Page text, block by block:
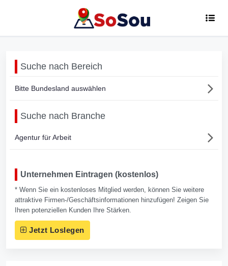
Suche nach Bereich
Bitte Bundesland auswählen
Suche nach Branche
Agentur für Arbeit
Unternehmen Eintragen (kostenlos)
* Wenn Sie ein kostenloses Mitglied werden, können Sie weitere
attraktive Firmen-/Geschäftsinformationen hinzufügen! Zeigen Sie
Ihren potenziellen Kunden Ihre Stärken.
Jetzt Loslegen